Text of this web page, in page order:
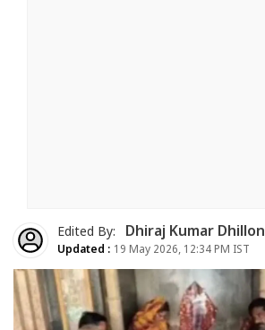
Edited By: Dhiraj Kumar Dhillon
Updated : 19 May 2026, 12:34 PM IST